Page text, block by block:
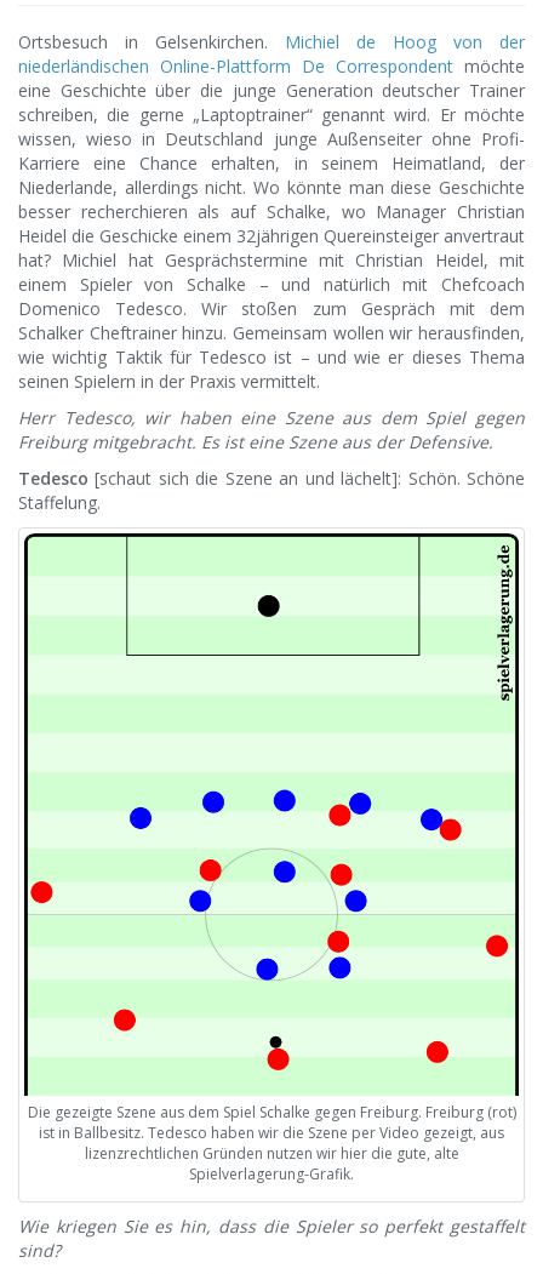
Ortsbesuch in Gelsenkirchen. Michiel de Hoog von der
niederländischen Online-Plattform De Correspondent möchte
eine Geschichte über die junge Generation deutscher Trainer
schreiben, die gerne „Laptoptrainer“ genannt wird. Er möchte
wissen, wieso in Deutschland junge Außenseiter ohne Profi-
Karriere eine Chance erhalten, in seinem Heimatland, der
Niederlande, allerdings nicht. Wo könnte man diese Geschichte
besser recherchieren als auf Schalke, wo Manager Christian
Heidel die Geschicke einem 32jährigen Quereinsteiger anvertraut
hat? Michiel hat Gesprächstermine mit Christian Heidel, mit
einem Spieler von Schalke – und natürlich mit Chefcoach
Domenico Tedesco. Wir stoßen zum Gespräch mit dem
Schalker Cheftrainer hinzu. Gemeinsam wollen wir herausfinden,
wie wichtig Taktik für Tedesco ist – und wie er dieses Thema
seinen Spielern in der Praxis vermittelt.
Herr Tedesco, wir haben eine Szene aus dem Spiel gegen
Freiburg mitgebracht. Es ist eine Szene aus der Defensive.
Tedesco [schaut sich die Szene an und lächelt]: Schön. Schöne
Staffelung.
Die gezeigte Szene aus dem Spiel Schalke gegen Freiburg. Freiburg (rot)
ist in Ballbesitz. Tedesco haben wir die Szene per Video gezeigt, aus
lizenzrechtlichen Gründen nutzen wir hier die gute, alte
Spielverlagerung-Grafik.
Wie kriegen Sie es hin, dass die Spieler so perfekt gestaffelt
sind?